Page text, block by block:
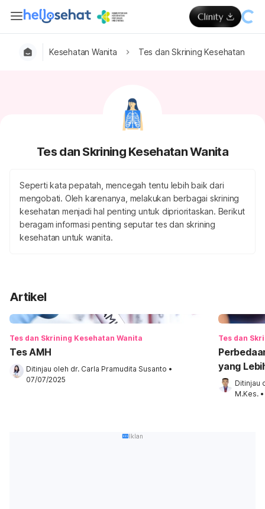
Kesehatan Wanita Tes dan Skrining Kesehatan
Tes dan Skrining Kesehatan Wanita
Seperti kata pepatah, mencegah tentu lebih baik dari
mengobati. Oleh karenanya, melakukan berbagai skrining
kesehatan menjadi hal penting untuk diprioritaskan. Berikut
beragam informasi penting seputar tes dan skrining
kesehatan untuk wanita.
Artikel
Tes dan Skrining Kesehatan Wanita
Tes AMH
Ditinjau oleh dr. Carla Pramudita Susanto •
07/07/2025
Tes dan
yang
Ditinjau
M.Kes. •
Iklan